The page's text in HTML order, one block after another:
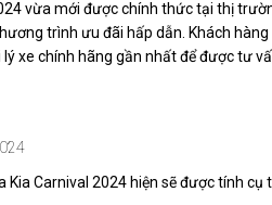
vừa mới được chính thức tại thị
trình ưu đãi hấp dẫn. Khách
xe chính hãng gần nhất để được tư
Kia Carnival 2024 hiện sẽ được tính cụ